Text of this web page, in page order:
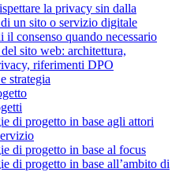
la privacy sin dalla
un sito o servizio digitale
il consenso quando necessario
sito web: architettura,
riferimenti DPO
strategia
di progetto in base agli attori
di progetto in base al focus
di progetto in base all’ambito di